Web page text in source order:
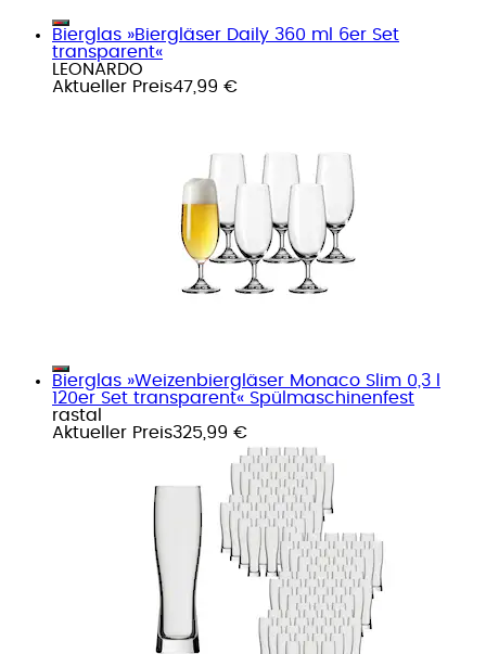
Bierglas »Biergläser Daily 360 ml 6er Set
transparent«
LEONARDO
Aktueller Preis47,99 €
Bierglas »Weizenbiergläser Monaco Slim 0,3 l
120er Set transparent« Spülmaschinenfest
rastal
Aktueller Preis325,99 €